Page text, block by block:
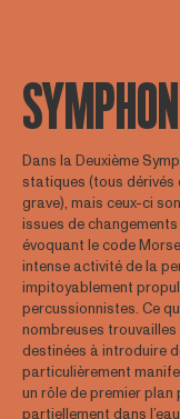
Dans la Deuxième
statiques (tous dérivés
grave), mais ceux-ci
issues de
évoquant le code
intense activité de la
impitoyablement
percussionnistes. Ce
nombreuses
destinées à introduire
particulièrement
un rôle de premier plan
partiellement dans